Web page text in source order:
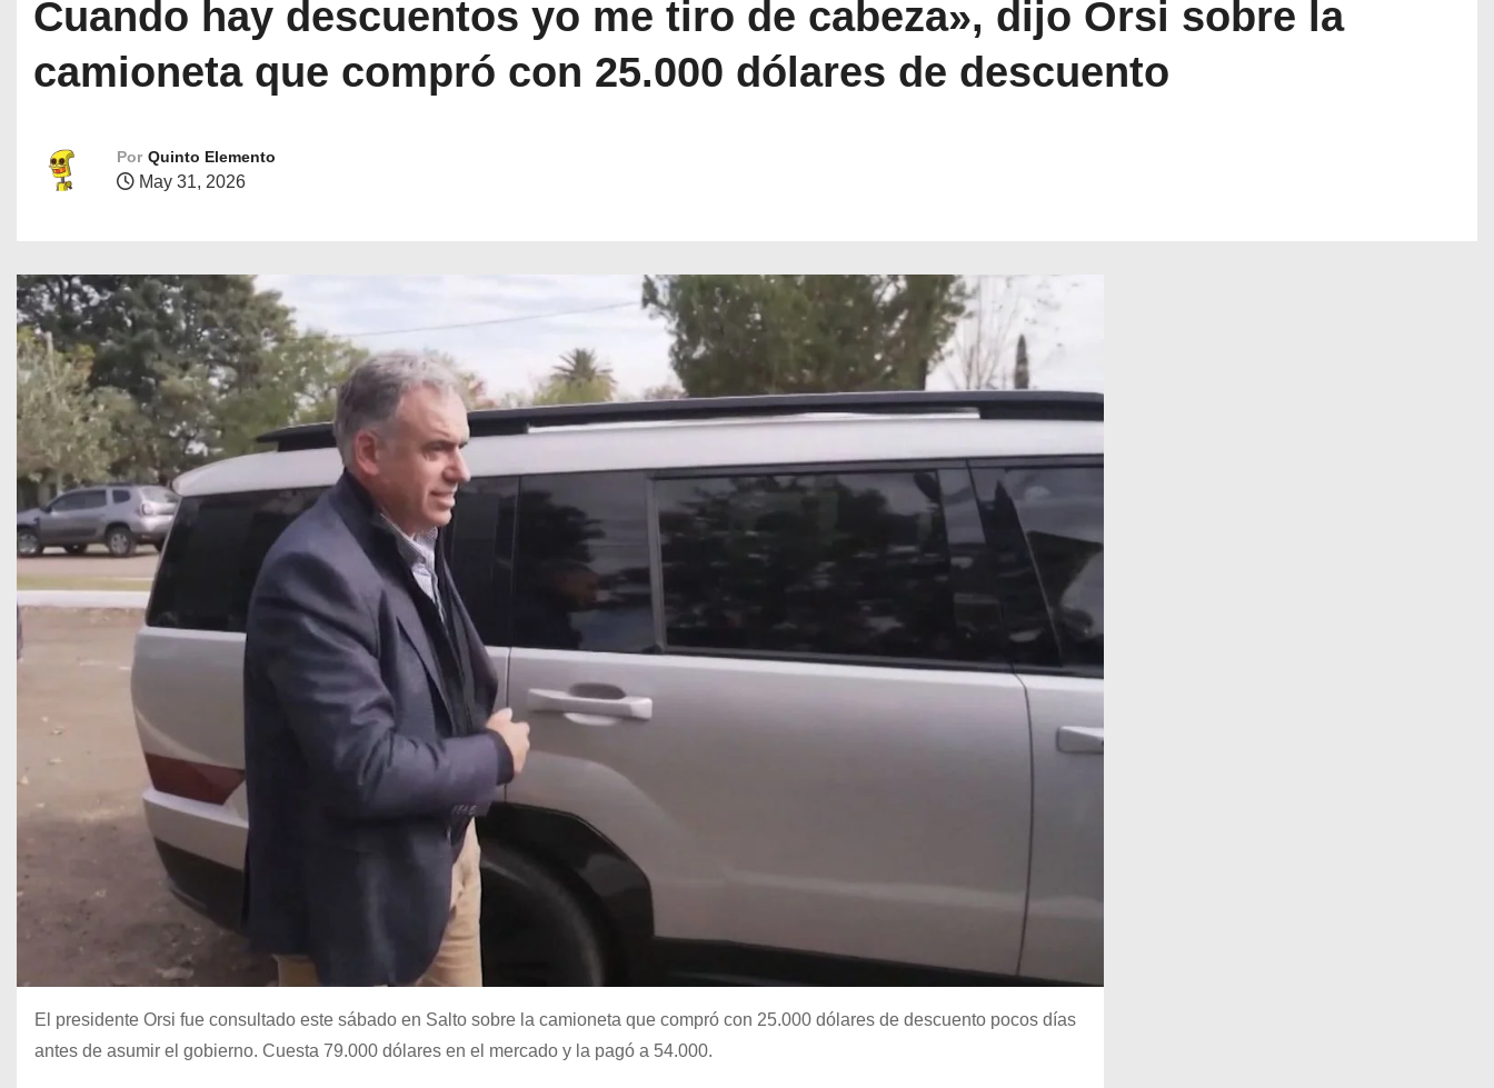
Cuando hay descuentos yo me tiro de cabeza», dijo Orsi sobre la
camioneta que compró con 25.000 dólares de descuento
Por Quinto Elemento
May 31, 2026
El presidente Orsi fue consultado este sábado en Salto sobre la camioneta que compró con 25.000 dólares de descuento pocos días
antes de asumir el gobierno. Cuesta 79.000 dólares en el mercado y la pagó a 54.000.